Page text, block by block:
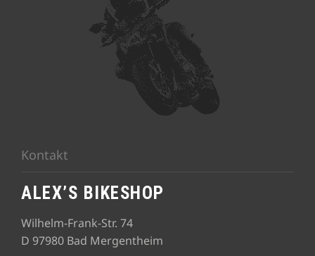
Kontakt
ALEX’S BIKESHOP
Wilhelm-Frank-Str. 74
D 97980 Bad Mergentheim